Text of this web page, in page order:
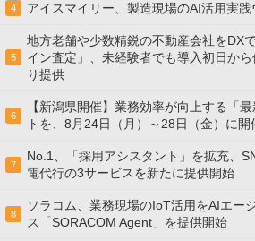
4 アイスマイリー、製造現場のAI活用実
5
地方老舗や少数精鋭の不動産会社をDX
イン査定」、未経験者でも導入初日か
り提供
6
【新潟県開催】業務効率が向上する「
トを、8月24日（月）～28日（金）に開
7
No.1、「採用アシスタント」を拡充、
電代行の3サービスを新たに提供開始
8
ソラコム、業務現場のIoT活用をAIエー
ス「SORACOM Agent」を提供開始